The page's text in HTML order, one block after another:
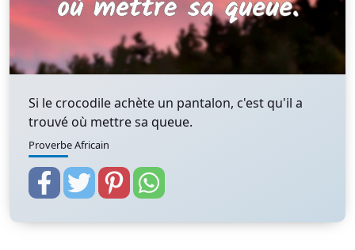
Si le crocodile achète un pantalon, c'est qu'il a
trouvé où mettre sa queue.
Proverbe Africain